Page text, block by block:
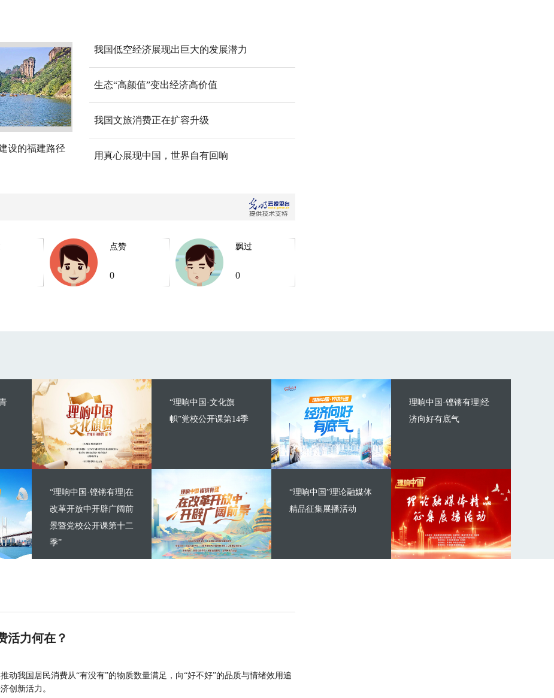
设的福建路径
我国低空经济展现出巨大的发展潜力
生态“高颜值”变出经济高价值
我国文旅消费正在扩容升级
用真心展现中国，世界自有回响
点赞
0
飘过
0
“理响中国·文化旗
帜”党校公开课第14季
“理响中国·铿锵有理|在
改革开放中开辟广阔前
景暨党校公开课第十二
季”
理响中国·铿锵有理|经
济向好有底气
“理响中国”理论融媒体
精品征集展播活动
活力何在？
动我国居民消费从“有没有”的物质数量满足，向“好不好”的品质与情绪效用追
创新活力。